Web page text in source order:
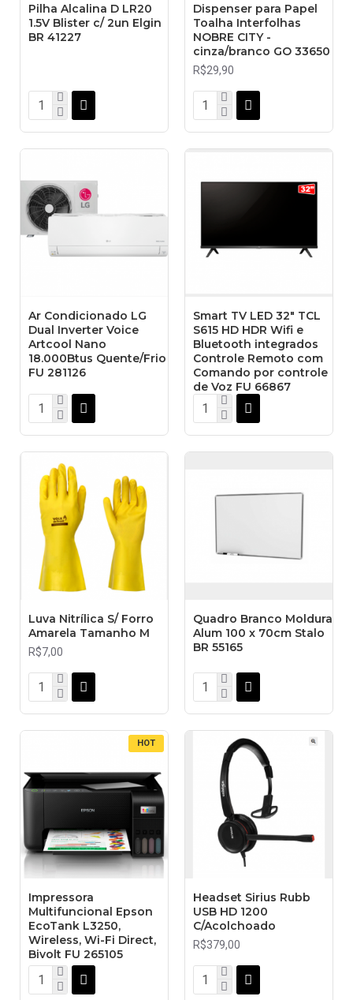
Pilha Alcalina D LR20
1.5V Blister c/ 2un Elgin
BR 41227
Dispenser para Papel
Toalha Interfolhas
NOBRE CITY -
cinza/branco GO 33650
R$29,90
Ar Condicionado LG
Dual Inverter Voice
Artcool Nano
18.000Btus Quente/Frio
FU 281126
Smart TV LED 32" TCL
S615 HD HDR Wifi e
Bluetooth integrados
Controle Remoto com
Comando por controle
de Voz FU 66867
Luva Nitrílica S/ Forro
Amarela Tamanho M
R$7,00
Quadro Branco Moldura
Alum 100 x 70cm Stalo
BR 55165
HOT
Impressora
Multifuncional Epson
EcoTank L3250,
Wireless, Wi-Fi Direct,
Bivolt FU 265105
Headset Sirius Rubb
USB HD 1200
C/Acolchoado
R$379,00